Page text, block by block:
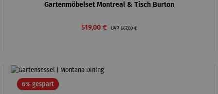
Gartenmöbelset Montreal & Tisch Burton
Verkaufspreis:
519,00 € UVP Regulärer Preis:
667,00 €
6% gespartRabatt